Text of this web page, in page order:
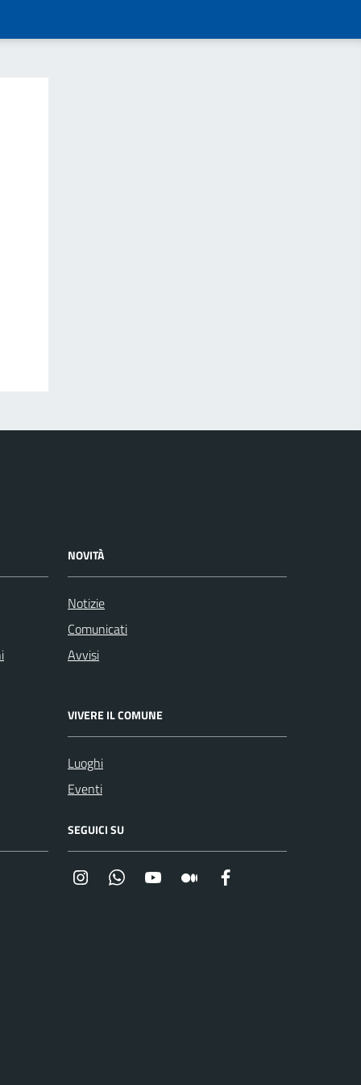
NOVITÀ
Notizie
Comunicati
Avvisi
VIVERE IL COMUNE
Luoghi
Eventi
SEGUICI SU
InstagramWhatsappYouTube Medium